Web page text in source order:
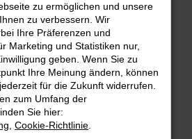
K
zu ermöglichen und unsere
zu verbessern. Wir
Ihre Präferenzen und
Marketing und Statistiken nur,
geben. Wenn Sie zu
Ihre Meinung ändern, können
für die Zukunft widerrufen.
zum Umfang der
Sie hier:
Cookie-Richtlinie